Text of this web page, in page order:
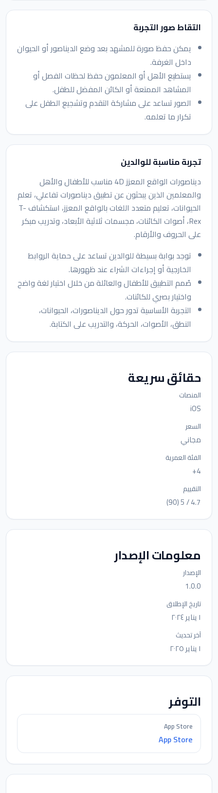
التقاط صور التجربة
يمكن حفظ صورة للمشهد بعد وضع الديناصور أو الحيوان
داخل الغرفة.
يستطيع الأهل أو المعلمون حفظ لحظات الفصل أو
المشاهد الممتعة أو الكائن المفضل للطفل.
الصور تساعد على مشاركة التقدم وتشجيع الطفل على
تكرار ما تعلمه.
تجربة مناسبة للوالدين
ديناصورات الواقع المعزز 4D مناسب للأطفال والأهل
والمعلمين الذين يبحثون عن تطبيق ديناصورات تفاعلي، تعلم
الحيوانات، تعليم متعدد اللغات بالواقع المعزز، استكشاف T-
Rex، أصوات الكائنات، مجسمات ثلاثية الأبعاد، وتدريب مبكر
على الحروف والأرقام.
توجد بوابة بسيطة للوالدين تساعد على حماية الروابط
الخارجية أو إجراءات الشراء عند ظهورها.
صُمم التطبيق للأطفال والعائلة من خلال اختيار لغة واضح
واختيار بصري للكائنات.
التجربة الأساسية تدور حول الديناصورات، الحيوانات،
النطق، الأصوات، الحركة، والتدريب على الكتابة.
حقائق سريعة
المنصات
iOS
السعر
مجاني
الفئة العمرية
4+
التقييم
4.7 / 5 (90)
معلومات الإصدار
الإصدار
1.0.0
تاريخ الإطلاق
١ يناير ٢٠٢٤
آخر تحديث
١ يناير ٢٠٢٥
التوفر
App Store
App Store